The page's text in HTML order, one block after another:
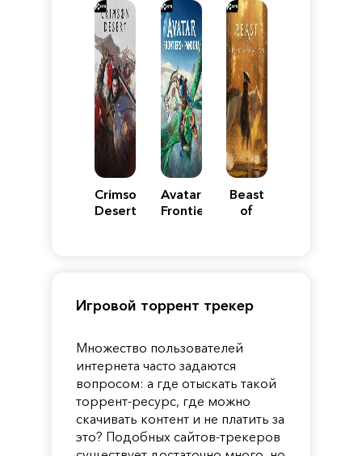
ReimaginedEdition
Y
Crimson
Desert
Avatar:
Frontiers
Beast
of
Игровой торрент трекер
Множество пользователей
интернета часто задаются
вопросом: а где отыскать такой
торрент-ресурс, где можно
скачивать контент и не платить за
это? Подобных сайтов-трекеров